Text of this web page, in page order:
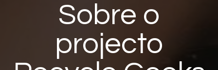
Sobre o
projecto